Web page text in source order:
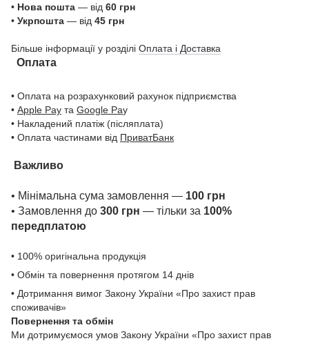
• Нова пошта — від 60 грн
• Укрпошта — від 45 грн
Більше інформації у розділі Оплата і Доставка
Оплата
• Оплата на розрахунковий рахунок підприємства
• Apple Pay та Google Pay
• Накладений платіж (післяплата)
• Оплата частинами від ПриватБанк
Важливо
• Мінімальна сума замовлення — 100 грн
• Замовлення до 300 грн — тільки за 100%
передплатою
• 100% оригінальна продукція
• Обмін та повернення протягом 14 днів
• Дотримання вимог Закону України «Про захист прав
споживачів»
Повернення та обмін
Ми дотримуємося умов Закону України «Про захист прав